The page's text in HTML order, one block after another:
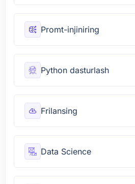
Promt-injiniring
Python dasturlash
Frilansing
Data Science